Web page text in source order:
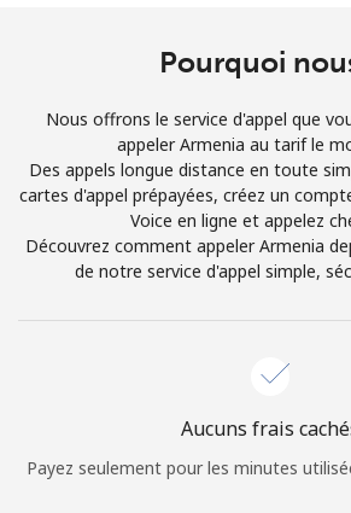
S'inscrire
Bonjour!
Identifiez-vous ou
Pourquoi
Nous offrons le service d'appel que
appeler Armenia au tarif le
Des appels longue distance en toute
cartes d'appel prépayées, créez un
Voice en ligne et appelez
Découvrez comment appeler Armenia
de notre service d'appel simple,
Aucuns frais
Payez seulement pour les minutes